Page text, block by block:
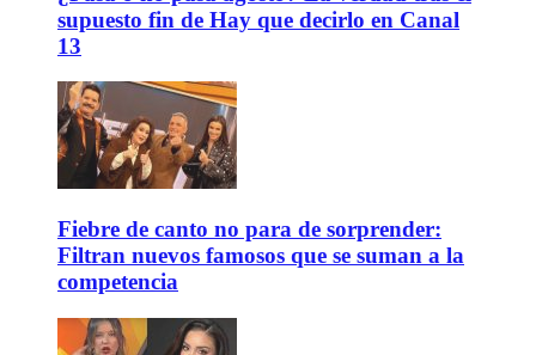
supuesto fin de Hay que decirlo en Canal
13
Fiebre de canto no para de sorprender:
Filtran nuevos famosos que se suman a la
competencia